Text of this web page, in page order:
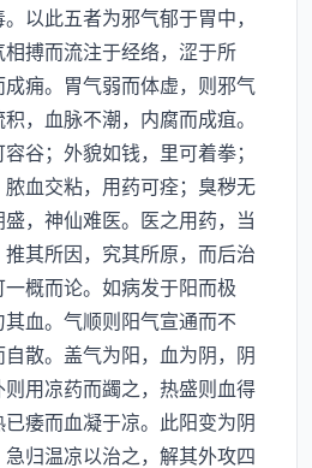
以此五者为邪气郁于胃中，
搏而流注于经络，涩于所
痈。胃气弱而体虚，则邪气
，血脉不潮，内腐而成疽。
谷；外貌如钱，里可着拳；
血交粘，用药可痊；臭秽无
，神仙难医。医之用药，当
其所因，究其所原，而后治
概而论。如病发于阳而极
血。气顺则阳气宣通而不
散。盖气为阳，血为阴，阴
用凉药而蠲之，热盛则血得
痿而血凝于凉。此阳变为阴
归温凉以治之，解其外攻四